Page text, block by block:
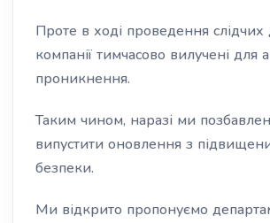
Проте в ході проведення слідчих
компанії тимчасово вилучені для
проникнення.
Таким чином, наразі ми
випустити оновлення з
безпеки.
Ми відкрито пропонуємо